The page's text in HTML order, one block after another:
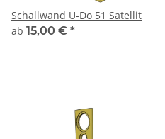
Schallwand U-Do 51 Satellit
ab 15,00 € *